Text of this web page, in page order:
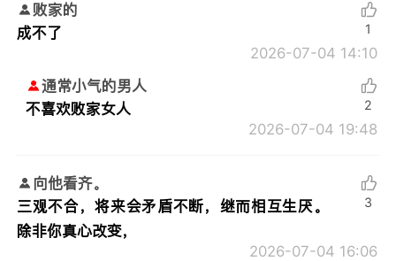
败家的
成不了
2026-07-04 14:10
1
通常小气的男人
不喜欢败家女人
2026-07-04 19:48
2
向他看齐。
三观不合，将来会矛盾不断，继而相互生厌。
除非你真心改变，
2026-07-04 16:06
3